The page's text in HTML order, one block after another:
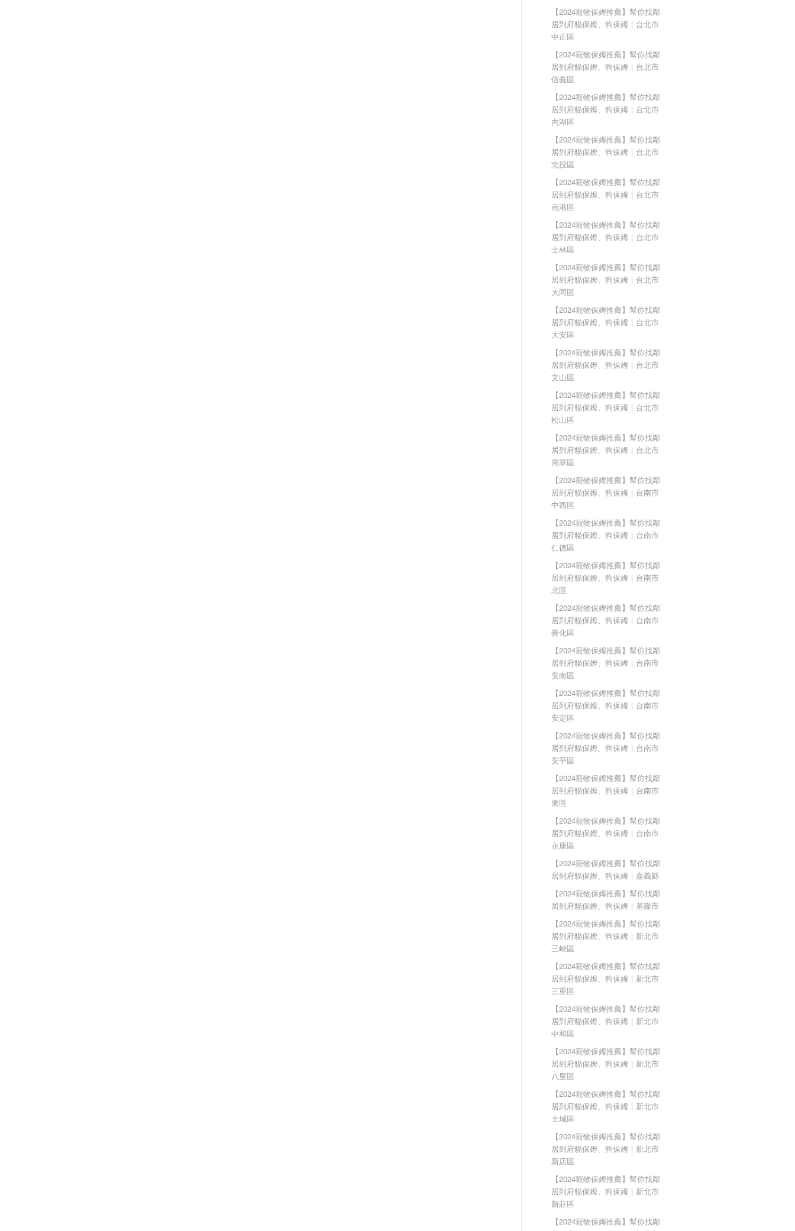
【2024寵物保姆推薦】幫你找鄰
居到府貓保姆、狗保姆｜台北市
中正區
【2024寵物保姆推薦】幫你找鄰
居到府貓保姆、狗保姆｜台北市
信義區
【2024寵物保姆推薦】幫你找鄰
居到府貓保姆、狗保姆｜台北市
內湖區
【2024寵物保姆推薦】幫你找鄰
居到府貓保姆、狗保姆｜台北市
北投區
【2024寵物保姆推薦】幫你找鄰
居到府貓保姆、狗保姆｜台北市
南港區
【2024寵物保姆推薦】幫你找鄰
居到府貓保姆、狗保姆｜台北市
士林區
【2024寵物保姆推薦】幫你找鄰
居到府貓保姆、狗保姆｜台北市
大同區
【2024寵物保姆推薦】幫你找鄰
居到府貓保姆、狗保姆｜台北市
大安區
【2024寵物保姆推薦】幫你找鄰
居到府貓保姆、狗保姆｜台北市
文山區
【2024寵物保姆推薦】幫你找鄰
居到府貓保姆、狗保姆｜台北市
松山區
【2024寵物保姆推薦】幫你找鄰
居到府貓保姆、狗保姆｜台北市
萬華區
【2024寵物保姆推薦】幫你找鄰
居到府貓保姆、狗保姆｜台南市
中西區
【2024寵物保姆推薦】幫你找鄰
居到府貓保姆、狗保姆｜台南市
仁德區
【2024寵物保姆推薦】幫你找鄰
居到府貓保姆、狗保姆｜台南市
北區
【2024寵物保姆推薦】幫你找鄰
居到府貓保姆、狗保姆｜台南市
善化區
【2024寵物保姆推薦】幫你找鄰
居到府貓保姆、狗保姆｜台南市
安南區
【2024寵物保姆推薦】幫你找鄰
居到府貓保姆、狗保姆｜台南市
安定區
【2024寵物保姆推薦】幫你找鄰
居到府貓保姆、狗保姆｜台南市
安平區
【2024寵物保姆推薦】幫你找鄰
居到府貓保姆、狗保姆｜台南市
東區
【2024寵物保姆推薦】幫你找鄰
居到府貓保姆、狗保姆｜台南市
永康區
【2024寵物保姆推薦】幫你找鄰
居到府貓保姆、狗保姆｜嘉義縣
【2024寵物保姆推薦】幫你找鄰
居到府貓保姆、狗保姆｜基隆市
【2024寵物保姆推薦】幫你找鄰
居到府貓保姆、狗保姆｜新北市
三峽區
【2024寵物保姆推薦】幫你找鄰
居到府貓保姆、狗保姆｜新北市
三重區
【2024寵物保姆推薦】幫你找鄰
居到府貓保姆、狗保姆｜新北市
中和區
【2024寵物保姆推薦】幫你找鄰
居到府貓保姆、狗保姆｜新北市
八里區
【2024寵物保姆推薦】幫你找鄰
居到府貓保姆、狗保姆｜新北市
土城區
【2024寵物保姆推薦】幫你找鄰
居到府貓保姆、狗保姆｜新北市
新店區
【2024寵物保姆推薦】幫你找鄰
居到府貓保姆、狗保姆｜新北市
新莊區
【2024寵物保姆推薦】幫你找鄰